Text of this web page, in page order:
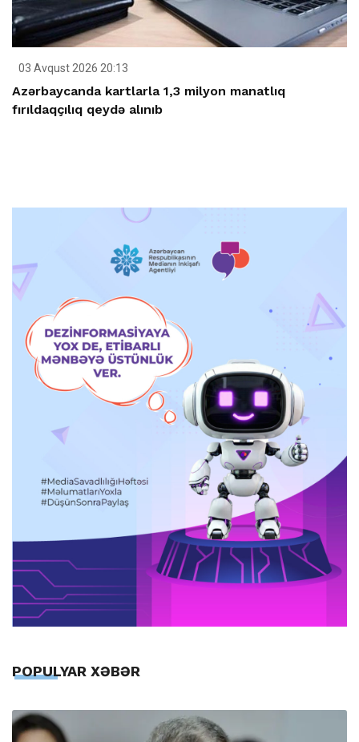
03 Avqust 2026 20:13
Azərbaycanda kartlarla 1,3 milyon manatlıq
fırıldaqçılıq qeydə alınıb
POPULYAR XƏBƏR